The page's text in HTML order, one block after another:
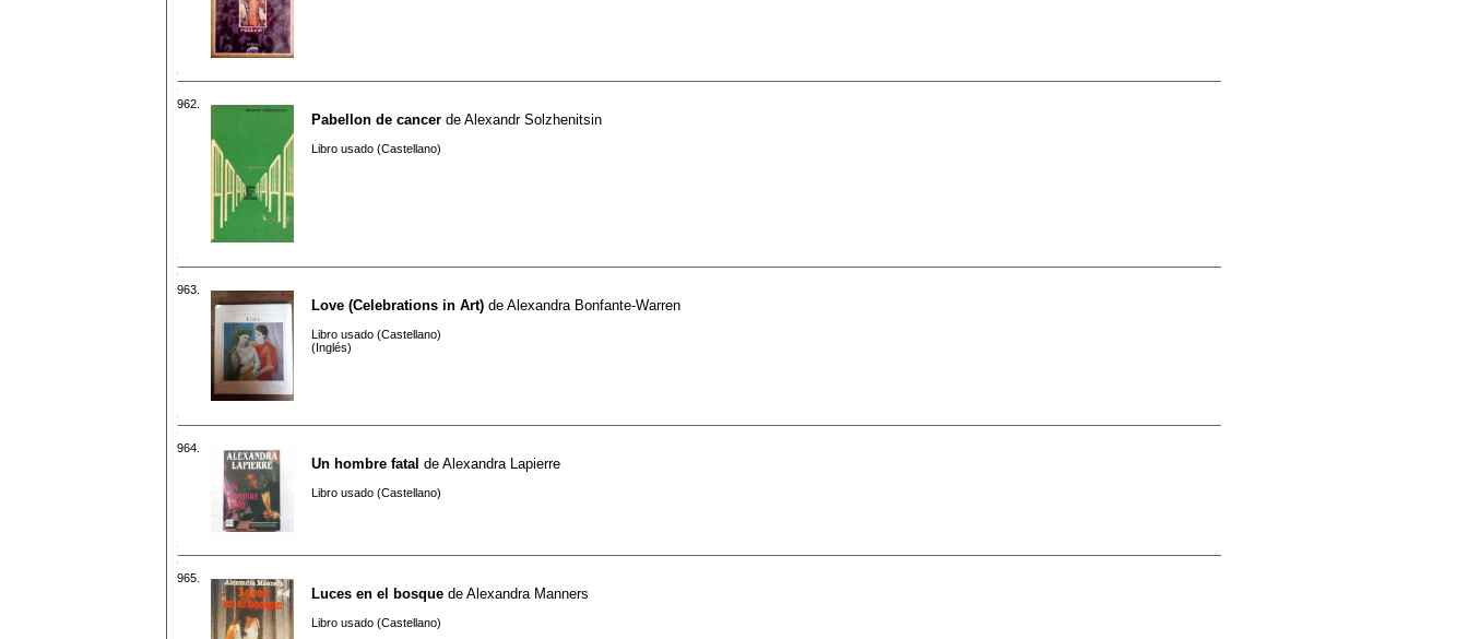
962.
Pabellon de cancer de Alexandr Solzhenitsin
Libro usado (Castellano)
963.
Love (Celebrations in Art) de Alexandra Bonfante-Warren
Libro usado (Castellano)
(Inglés)
964.
Un hombre fatal de Alexandra Lapierre
Libro usado (Castellano)
965.
Luces en el bosque de Alexandra Manners
Libro usado (Castellano)